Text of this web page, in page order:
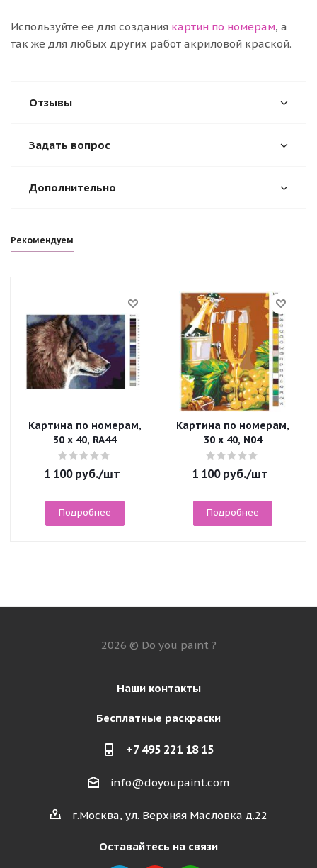
Используйте ее для создания картин по номерам, а
так же для любых других работ акриловой краской.
Отзывы
Задать вопрос
Дополнительно
Рекомендуем
Картина по номерам,
30 x 40, RA44
1 100руб./шт
Подробнее
Картина по номерам,
30 x 40, N04
1 100руб./шт
Подробнее
2026 © Do you paint ?
Наши контакты
Бесплатные раскраски
+7 495 221 18 15
info@doyoupaint.com
г.Москва, ул. Верхняя Масловка д.22
Оставайтесь на связи